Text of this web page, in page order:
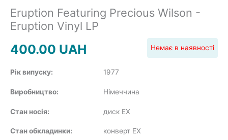
Eruption Featuring Precious Wilson -
Eruption Vinyl LP
400.00 UAH Немає в наявності
Рік випуску: 1977
Виробництво: Нiмеччина
Стан носія: диск EX
Стан обкладинки: конверт EX
ROCK
SOUNDTRACK
COMPILATION